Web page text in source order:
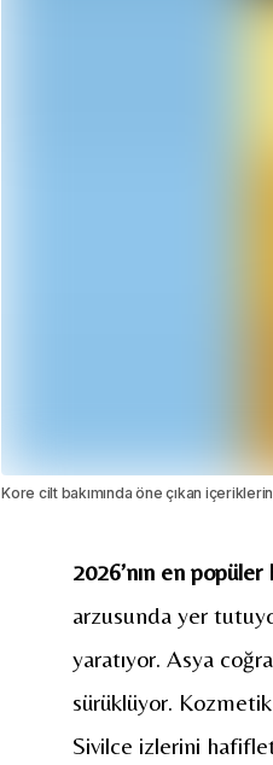
Kore cilt bakımında öne çıkan
2026’nın en
arzusunda yer
yaratıyor. Asya
sürüklüyor.
Sivilce izlerini